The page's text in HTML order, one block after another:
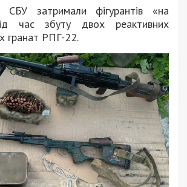
СБУ затримали фігурантів «на
час збуту двох реактивних
гранат РПГ-22.